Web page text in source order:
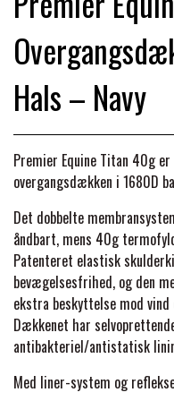
HUER &
SKO &
SKO
PREMIER
PREMIER
PREMIER
PREMIER
PREMIER
PREMIER
CARR
FENWICK
Hals – Navy
Premier Equine Titan 40g
overgangsdækken i 1680D
Det dobbelte
åndbart, mens 40g
Patenteret elastisk
bevægelsesfrihed, og den
ekstra beskyttelse mod vind
Dækkenet har
antibakteriel/antistatisk
Med liner-system og